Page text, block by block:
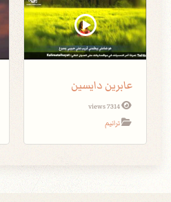
عابرين دايسين
7314 views
ترانيم